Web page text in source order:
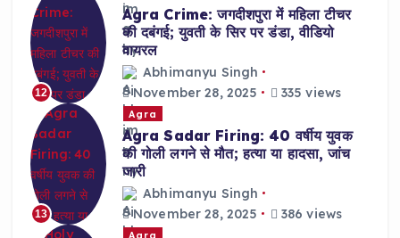
12
Agra Crime: जगदीशपुरा में महिला टीचर
की दबंगई; युवती के सिर पर डंडा, वीडियो
वायरल
Abhimanyu Singh
November 28, 2025
335 views
13
Agra
Agra Sadar Firing: 40 वर्षीय युवक
की गोली लगने से मौत; हत्या या हादसा, जांच
जारी
Abhimanyu Singh
November 28, 2025
386 views
Agra